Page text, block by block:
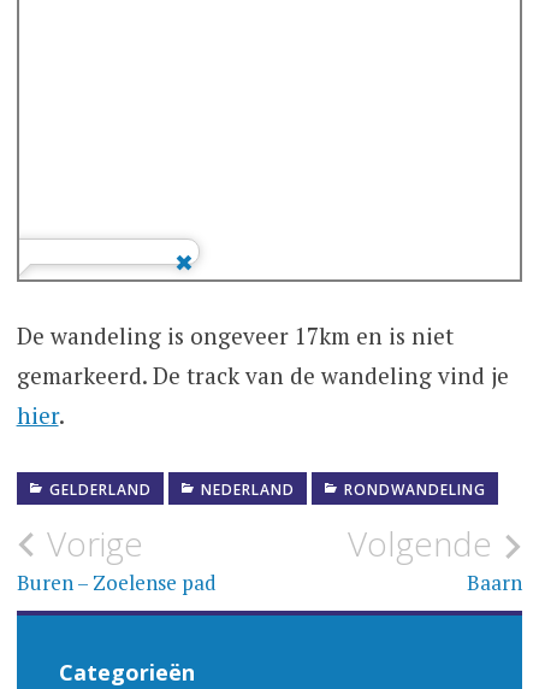
De wandeling is ongeveer 17km en is niet
gemarkeerd. De track van de wandeling vind je
hier.
GELDERLAND NEDERLAND RONDWANDELING
Bericht
navigatie
Vorige
Buren – Zoelense pad
Volgende
Baarn
Categorieën